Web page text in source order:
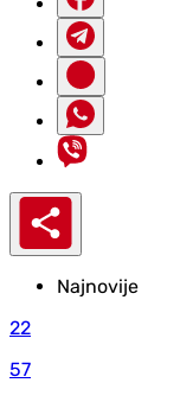
Najnovije
22
57